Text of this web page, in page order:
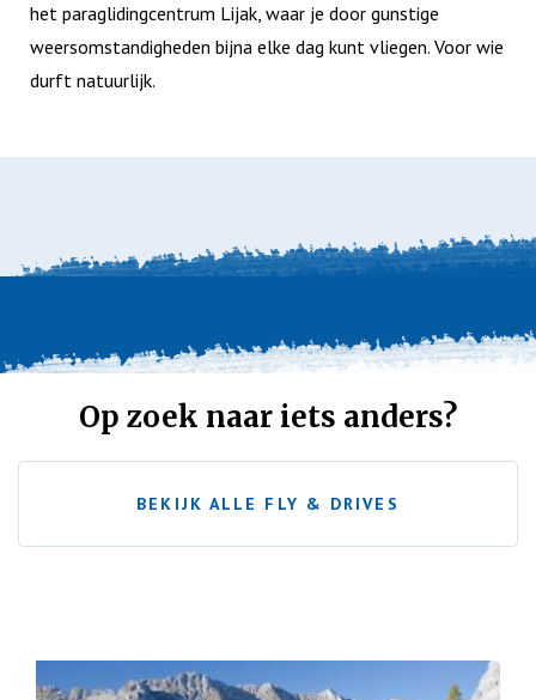
het paraglidingcentrum Lijak, waar je door gunstige
weersomstandigheden bijna elke dag kunt vliegen. Voor wie
durft natuurlijk.
Op zoek naar iets anders?
BEKIJK ALLE FLY & DRIVES